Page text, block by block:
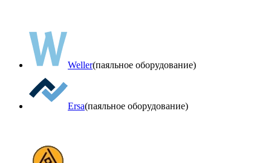
Weller(паяльное оборудование)
Ersa(паяльное оборудование)